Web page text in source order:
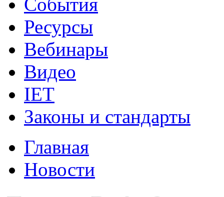
Ресурсы
Вебинары
Видео
IET
Законы и стандарты
Главная
Новости